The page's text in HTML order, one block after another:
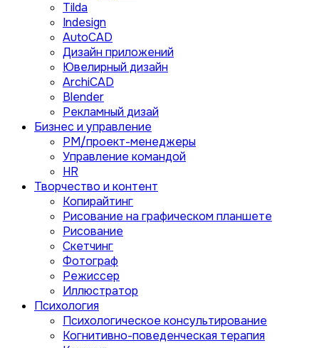
Tilda
Indesign
AutoCAD
Дизайн приложений
Ювелирный дизайн
ArchiCAD
Blender
Рекламный дизай
Бизнес и управление
PM/проект-менеджеры
Управление командой
HR
Творчество и контент
Копирайтинг
Рисование на графическом планшете
Рисование
Скетчинг
Фотограф
Режиссер
Иллюстратор
Психология
Психологическое консультирование
Когнитивно-поведенческая терапия